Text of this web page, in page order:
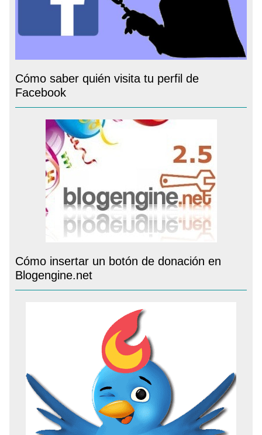
Cómo saber quién visita tu perfil de
Facebook
Cómo insertar un botón de donación en
Blogengine.net